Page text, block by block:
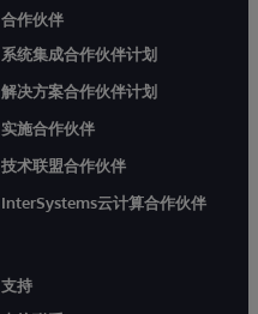
合作伙伴
系统集成合作伙伴计划
解决方案合作伙伴计划
实施合作伙伴
技术联盟合作伙伴
InterSystems云计算合作伙伴
支持